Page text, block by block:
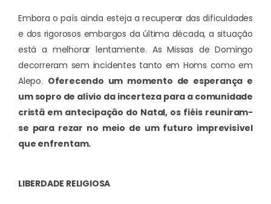
Embora o país ainda esteja a recuperar das dificuldades
e dos rigorosos embargos da última década, a situação
está a melhorar lentamente. As Missas de Domingo
decorreram sem incidentes tanto em Homs como em
Alepo. Oferecendo um momento de esperança e
um sopro de alívio da incerteza para a comunidade
cristã em antecipação do Natal, os fiéis reuniram-
se para rezar no meio de um futuro imprevisível
que enfrentam.
LIBERDADE RELIGIOSA